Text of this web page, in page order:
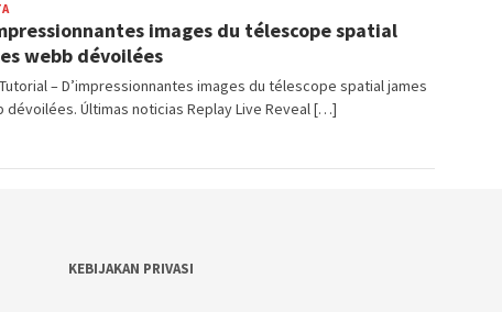
BangJago
images du télescope spatial
webb dévoilées
– D’impressionnantes images du télescope spatial james
dévoilées. Últimas noticias Replay Live Reveal […]
KEBIJAKAN PRIVASI